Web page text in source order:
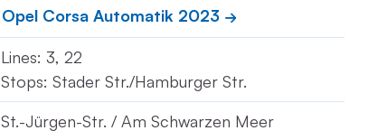
Opel Corsa Automatik 2023
Lines: 3, 22
Stops: Stader Str./Hamburger Str.
St.-Jürgen-Str. / Am Schwarzen Meer